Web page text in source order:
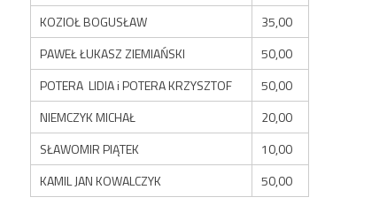
KOZIOŁ BOGUSŁAW
35,00
PAWEŁ ŁUKASZ ZIEMIAŃSKI
50,00
POTERA LIDIA i POTERA KRZYSZTOF
50,00
NIEMCZYK MICHAŁ
20,00
SŁAWOMIR PIĄTEK
10,00
KAMIL JAN KOWALCZYK
50,00